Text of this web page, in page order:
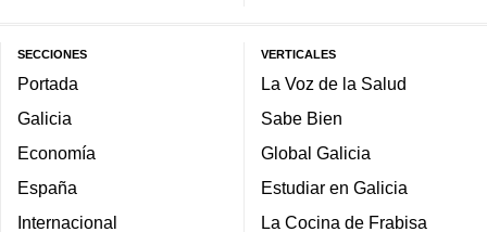
SECCIONES
Portada
Galicia
Economía
España
Internacional
VERTICALES
La Voz de la Salud
Sabe Bien
Global Galicia
Estudiar en Galicia
La Cocina de Frabisa